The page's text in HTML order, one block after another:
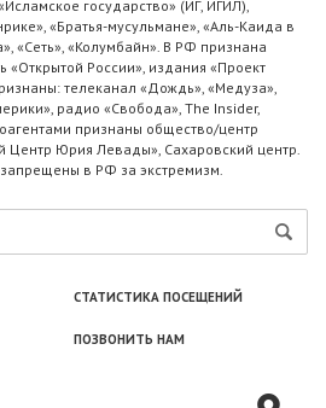
государство» (ИГ, ИГИЛ),
«Братья-мусульмане», «Аль-Каида в
«Сеть», «Колумбайн». В РФ признана
«Открытой России», издания «Проект
телеканал «Дождь», «Медуза»,
радио «Свобода», The Insider,
признаны общество/центр
Центр Юрия Левады», Сахаровский центр.
в РФ за экстремизм.
СТАТИСТИКА ПОСЕЩЕНИЙ
ПОЗВОНИТЬ НАМ